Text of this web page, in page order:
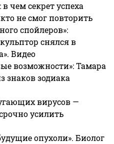
чем секрет успеха
не смог повторить
спойлеров»:
снялся в
Видео
возможности»: Тамара
знаков зодиака
вирусов —
усилить
опухоли». Биолог